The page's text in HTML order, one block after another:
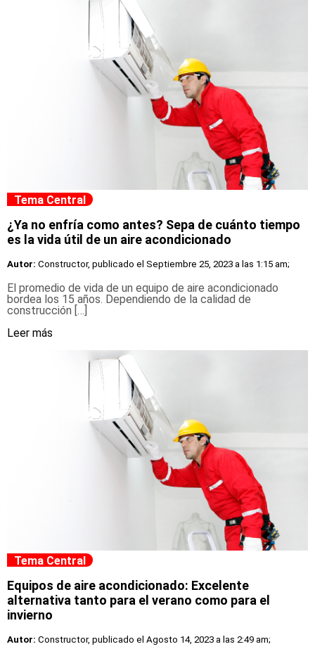
Tema Central
¿Ya no enfría como antes? Sepa de cuánto tiempo
es la vida útil de un aire acondicionado
Autor: Constructor, publicado el Septiembre 25, 2023 a las 1:15 am;
El promedio de vida de un equipo de aire acondicionado
bordea los 15 años. Dependiendo de la calidad de
construcción […]
Leer más
Tema Central
Equipos de aire acondicionado: Excelente
alternativa tanto para el verano como para el
invierno
Autor: Constructor, publicado el Agosto 14, 2023 a las 2:49 am;